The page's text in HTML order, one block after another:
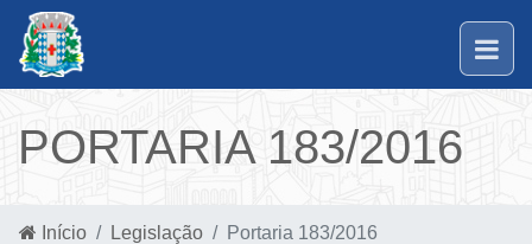
PORTARIA 183/2016
Início Legislação Portaria 183/2016